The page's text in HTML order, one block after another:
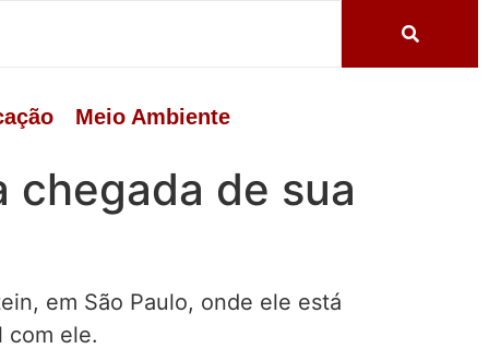
Meio Ambiente
chegada de sua
em São Paulo, onde ele está
com ele.